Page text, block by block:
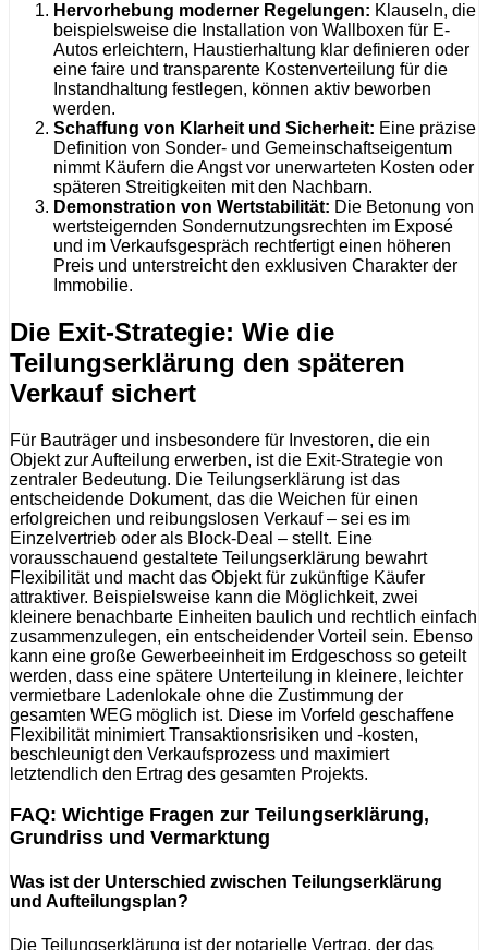
Hervorhebung moderner Regelungen: Klauseln, die
beispielsweise die Installation von Wallboxen für E-
Autos erleichtern, Haustierhaltung klar definieren oder
eine faire und transparente Kostenverteilung für die
Instandhaltung festlegen, können aktiv beworben
werden.
Schaffung von Klarheit und Sicherheit: Eine präzise
Definition von Sonder- und Gemeinschaftseigentum
nimmt Käufern die Angst vor unerwarteten Kosten oder
späteren Streitigkeiten mit den Nachbarn.
Demonstration von Wertstabilität: Die Betonung von
wertsteigernden Sondernutzungsrechten im Exposé
und im Verkaufsgespräch rechtfertigt einen höheren
Preis und unterstreicht den exklusiven Charakter der
Immobilie.
Die Exit-Strategie: Wie die
Teilungserklärung den späteren
Verkauf sichert
Für Bauträger und insbesondere für Investoren, die ein
Objekt zur Aufteilung erwerben, ist die Exit-Strategie von
zentraler Bedeutung. Die Teilungserklärung ist das
entscheidende Dokument, das die Weichen für einen
erfolgreichen und reibungslosen Verkauf – sei es im
Einzelvertrieb oder als Block-Deal – stellt. Eine
vorausschauend gestaltete Teilungserklärung bewahrt
Flexibilität und macht das Objekt für zukünftige Käufer
attraktiver. Beispielsweise kann die Möglichkeit, zwei
kleinere benachbarte Einheiten baulich und rechtlich einfach
zusammenzulegen, ein entscheidender Vorteil sein. Ebenso
kann eine große Gewerbeeinheit im Erdgeschoss so geteilt
werden, dass eine spätere Unterteilung in kleinere, leichter
vermietbare Ladenlokale ohne die Zustimmung der
gesamten WEG möglich ist. Diese im Vorfeld geschaffene
Flexibilität minimiert Transaktionsrisiken und -kosten,
beschleunigt den Verkaufsprozess und maximiert
letztendlich den Ertrag des gesamten Projekts.
FAQ: Wichtige Fragen zur Teilungserklärung,
Grundriss und Vermarktung
Was ist der Unterschied zwischen Teilungserklärung
und Aufteilungsplan?
Die Teilungserklärung ist der notarielle Vertrag, der das